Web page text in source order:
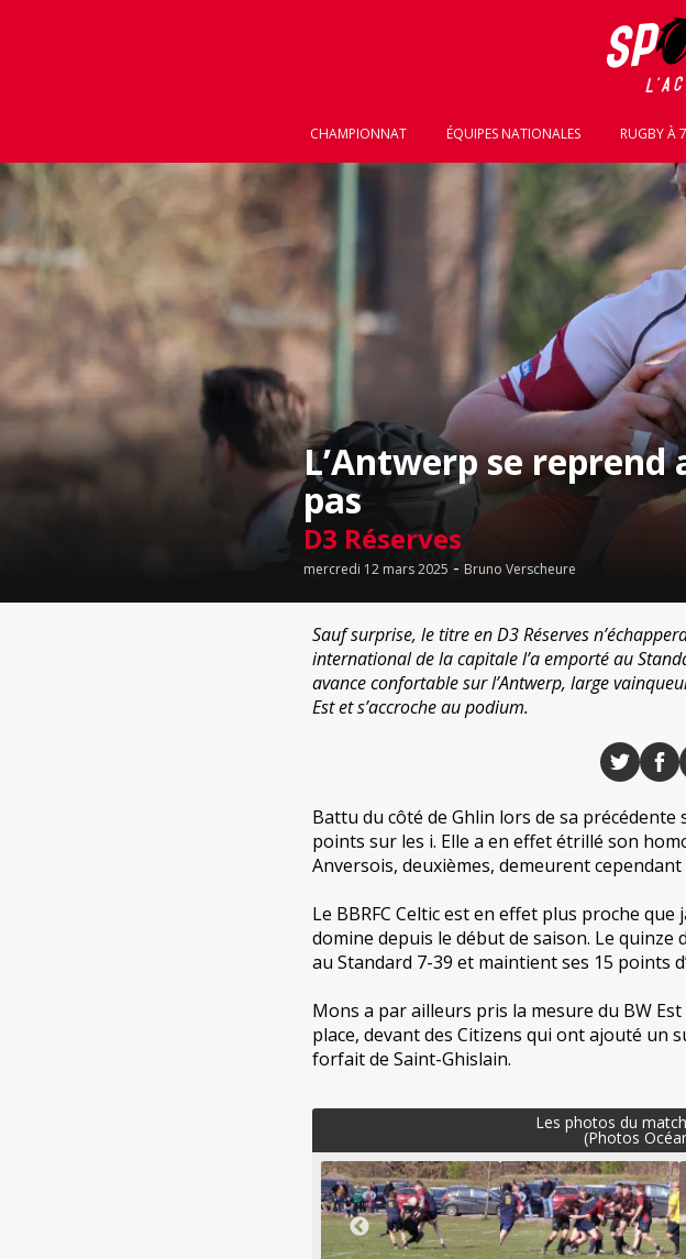
CHAMPIONNAT ÉQUIPES NATIONALES RUGBY À 7
L’Antwerp se
pas
D3 Réserves
mercredi 12 mars 2025 - Bruno Verscheure
Sauf surprise, le titre en D3 Réserves
international de la capitale l’a emporté au
avance confortable sur l’Antwerp, large
Est et s’accroche au podium.
Battu du côté de Ghlin lors de sa précédente
points sur les i. Elle a en effet étrillé son
Anversois, deuxièmes, demeurent
Le BBRFC Celtic est en effet plus proche que
domine depuis le début de saison. Le quinze
au Standard 7-39 et maintient ses 15 points
Mons a par ailleurs pris la mesure du BW
place, devant des Citizens qui ont ajouté un
forfait de Saint-Ghislain.
Les photos du
(Photos